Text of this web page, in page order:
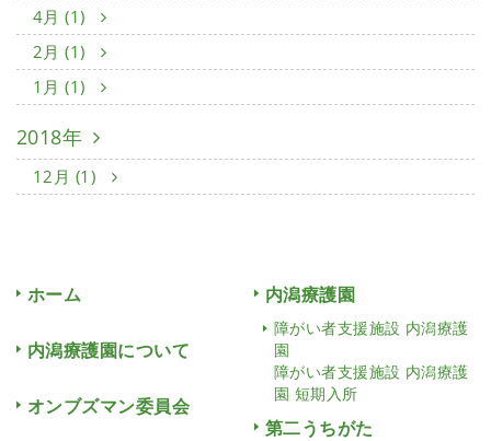
4月 (1)
2月 (1)
1月 (1)
2018年
12月 (1)
ホーム
内潟療護園について
オンブズマン委員会
内潟療護園
障がい者支援施設 内潟療護
園
障がい者支援施設 内潟療護
園 短期入所
第二うちがた